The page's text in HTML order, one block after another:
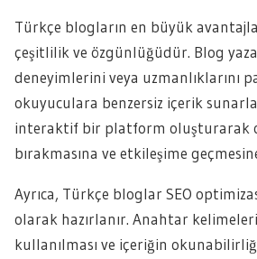
Türkçe blogların en büyük
çeşitlilik ve özgünlüğüdür. Blog
deneyimlerini veya uzmanlıklarını
okuyuculara benzersiz içerik
interaktif bir platform oluşturarak
bırakmasına ve etkileşime
Ayrıca, Türkçe bloglar SEO
olarak hazırlanır. Anahtar
kullanılması ve içeriğin